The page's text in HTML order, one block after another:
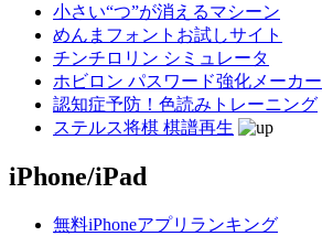
小さい“つ”が消えるマシーン
めんまフォントお試しサイト
チンチロリン シミュレータ
ホビロン パスワード強化メーカー
認知症予防！色読みトレーニング
ステルス将棋 棋譜再生
iPhone/iPad
無料iPhoneアプリランキング